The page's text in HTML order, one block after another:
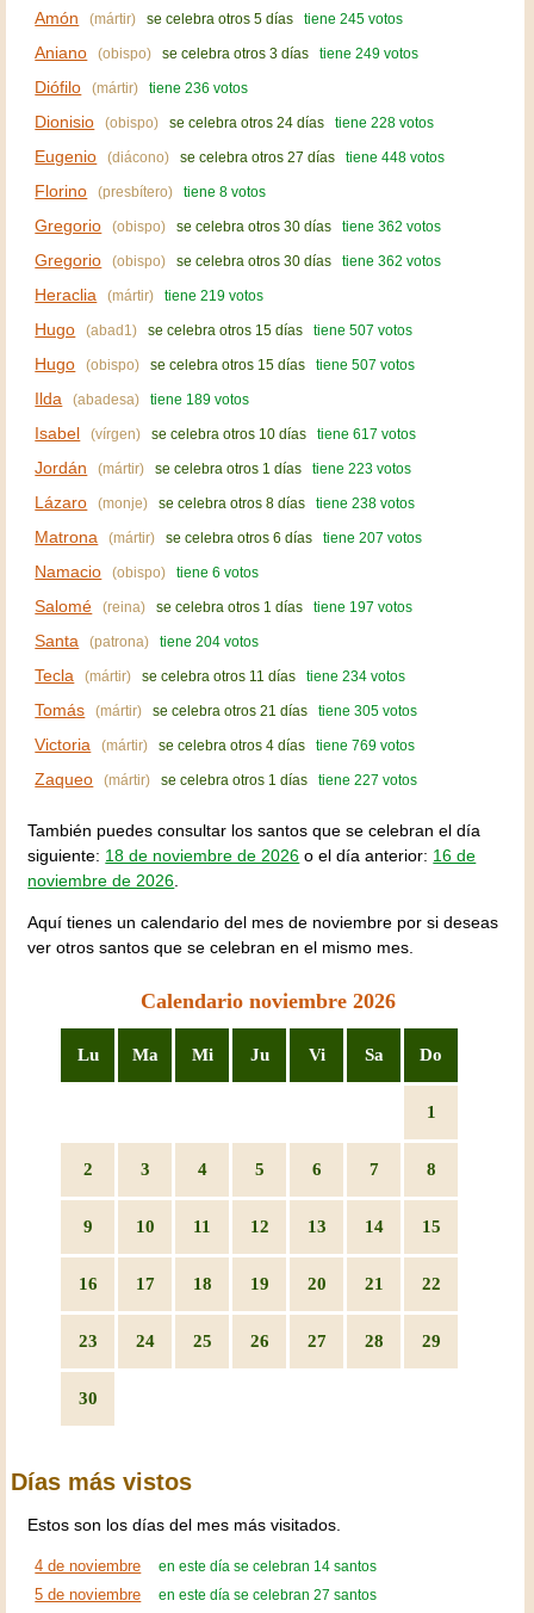
Amón (mártir) se celebra otros 5 días tiene 245 votos
Aniano (obispo) se celebra otros 3 días tiene 249 votos
Diófilo (mártir) tiene 236 votos
Dionisio (obispo) se celebra otros 24 días tiene 228 votos
Eugenio (diácono) se celebra otros 27 días tiene 448 votos
Florino (presbítero) tiene 8 votos
Gregorio (obispo) se celebra otros 30 días tiene 362 votos
Gregorio (obispo) se celebra otros 30 días tiene 362 votos
Heraclia (mártir) tiene 219 votos
Hugo (abad1) se celebra otros 15 días tiene 507 votos
Hugo (obispo) se celebra otros 15 días tiene 507 votos
Ilda (abadesa) tiene 189 votos
Isabel (vírgen) se celebra otros 10 días tiene 617 votos
Jordán (mártir) se celebra otros 1 días tiene 223 votos
Lázaro (monje) se celebra otros 8 días tiene 238 votos
Matrona (mártir) se celebra otros 6 días tiene 207 votos
Namacio (obispo) tiene 6 votos
Salomé (reina) se celebra otros 1 días tiene 197 votos
Santa (patrona) tiene 204 votos
Tecla (mártir) se celebra otros 11 días tiene 234 votos
Tomás (mártir) se celebra otros 21 días tiene 305 votos
Victoria (mártir) se celebra otros 4 días tiene 769 votos
Zaqueo (mártir) se celebra otros 1 días tiene 227 votos
También puedes consultar los santos que se celebran el día
siguiente: 18 de noviembre de 2026 o el día anterior: 16 de
noviembre de 2026.
Aquí tienes un calendario del mes de noviembre por si deseas
ver otros santos que se celebran en el mismo mes.
Calendario noviembre 2026
Lu Ma Mi Ju Vi Sa Do
1
2 3 4 5 6 7 8
9 10 11 12 13 14 15
16 17 18 19 20 21 22
23 24 25 26 27 28 29
30
Días más vistos
Estos son los días del mes más visitados.
4 de noviembre en este día se celebran 14 santos
5 de noviembre en este día se celebran 27 santos